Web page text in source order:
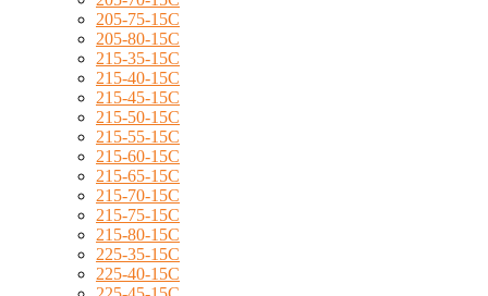
205-75-15C
205-80-15C
215-35-15C
215-40-15C
215-45-15C
215-50-15C
215-55-15C
215-60-15C
215-65-15C
215-70-15C
215-75-15C
215-80-15C
225-35-15C
225-40-15C